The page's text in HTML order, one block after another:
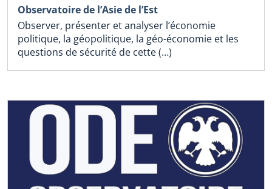
Observatoire de l’Asie de l’Est
Observer, présenter et analyser l’économie
politique, la géopolitique, la géo-économie et les
questions de sécurité de cette (…)